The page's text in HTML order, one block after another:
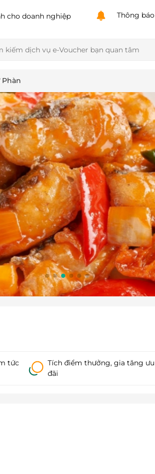
cho doanh nghiệp Thông báo
tức
Tích điểm thưởng, gia tăng ưu
đãi